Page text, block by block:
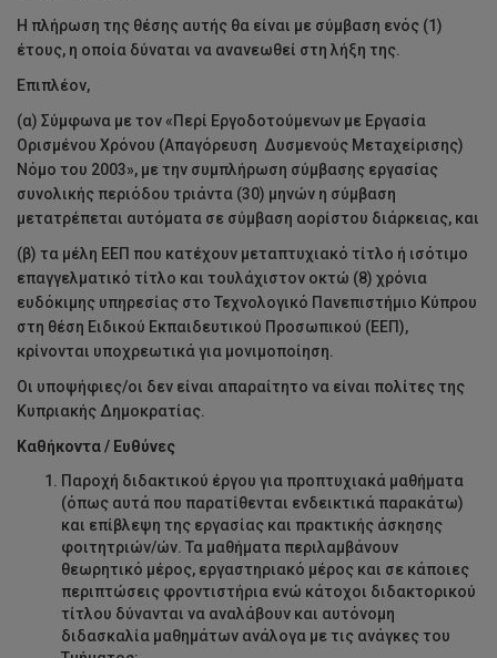
Η πλήρωση της θέσης αυτής θα είναι με σύμβαση ενός (1)
έτους, η οποία δύναται να ανανεωθεί στη λήξη της.
Επιπλέον,
(α) Σύμφωνα με τον «Περί Εργοδοτούμενων με Εργασία
Ορισμένου Χρόνου (Απαγόρευση Δυσμενούς Μεταχείρισης)
Νόμο του 2003», με την συμπλήρωση σύμβασης εργασίας
συνολικής περιόδου τριάντα (30) μηνών η σύμβαση
μετατρέπεται αυτόματα σε σύμβαση αορίστου διάρκειας, και
(β) τα μέλη ΕΕΠ που κατέχουν μεταπτυχιακό τίτλο ή ισότιμο
επαγγελματικό τίτλο και τουλάχιστον οκτώ (8) χρόνια
ευδόκιμης υπηρεσίας στο Τεχνολογικό Πανεπιστήμιο Κύπρου
στη θέση Ειδικού Εκπαιδευτικού Προσωπικού (ΕΕΠ),
κρίνονται υποχρεωτικά για μονιμοποίηση.
Οι υποψήφιες/οι δεν είναι απαραίτητο να είναι πολίτες της
Κυπριακής Δημοκρατίας.
Καθήκοντα / Ευθύνες
Παροχή διδακτικού έργου για προπτυχιακά μαθήματα
(όπως αυτά που παρατίθενται ενδεικτικά παρακάτω)
και επίβλεψη της εργασίας και πρακτικής άσκησης
φοιτητριών/ών. Τα μαθήματα περιλαμβάνουν
θεωρητικό μέρος, εργαστηριακό μέρος και σε κάποιες
περιπτώσεις φροντιστήρια ενώ κάτοχοι διδακτορικού
τίτλου δύνανται να αναλάβουν και αυτόνομη
διδασκαλία μαθημάτων ανάλογα με τις ανάγκες του